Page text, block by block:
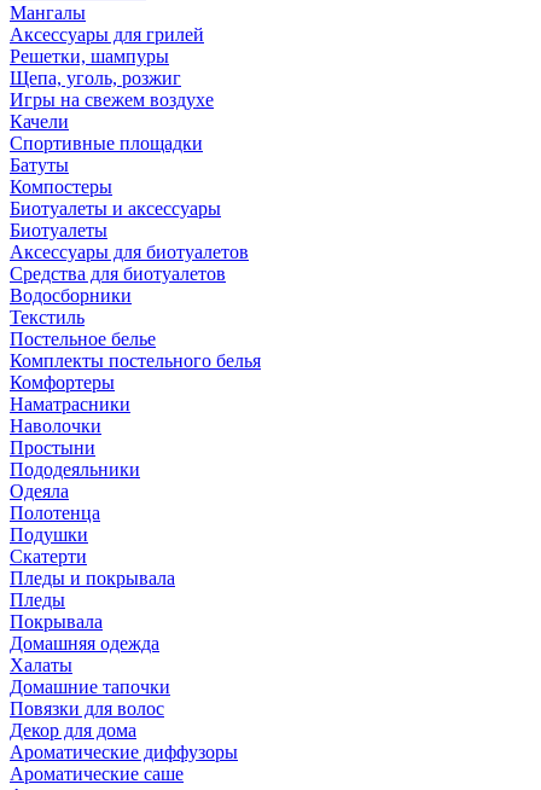
Мангалы
Аксессуары для грилей
Решетки, шампуры
Щепа, уголь, розжиг
Игры на свежем воздухе
Качели
Спортивные площадки
Батуты
Компостеры
Биотуалеты и аксессуары
Биотуалеты
Аксессуары для биотуалетов
Средства для биотуалетов
Водосборники
Текстиль
Постельное белье
Комплекты постельного белья
Комфортеры
Наматрасники
Наволочки
Простыни
Пододеяльники
Одеяла
Полотенца
Подушки
Скатерти
Пледы и покрывала
Пледы
Покрывала
Домашняя одежда
Халаты
Домашние тапочки
Повязки для волос
Декор для дома
Ароматические диффузоры
Ароматические саше